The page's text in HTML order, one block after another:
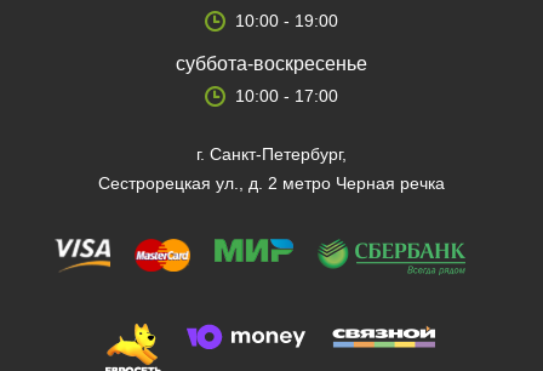
10:00 - 19:00
суббота-воскресенье
10:00 - 17:00
г. Санкт-Петербург,
Сестрорецкая ул., д. 2 метро Черная речка